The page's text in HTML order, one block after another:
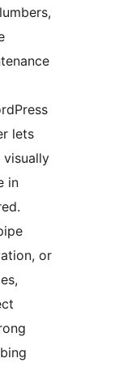
lets
in
or